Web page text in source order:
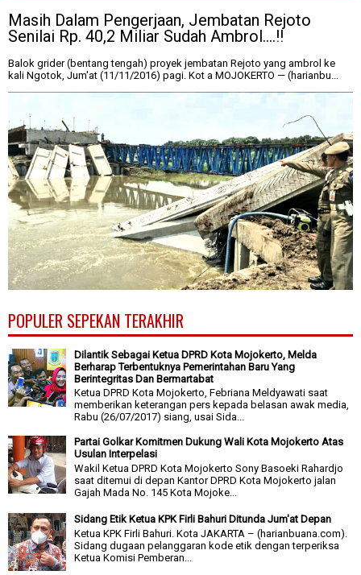
Masih Dalam Pengerjaan, Jembatan Rejoto
Senilai Rp. 40,2 Miliar Sudah Ambrol....!!
Balok grider (bentang tengah) proyek jembatan Rejoto yang ambrol ke
kali Ngotok, Jum'at (11/11/2016) pagi. Kot a MOJOKERTO — (harianbu...
POPULER SEPEKAN TERAKHIR
Dilantik Sebagai Ketua DPRD Kota Mojokerto, Melda
Berharap Terbentuknya Pemerintahan Baru Yang
Berintegritas Dan Bermartabat
Ketua DPRD Kota Mojokerto, Febriana Meldyawati saat
memberikan keterangan pers kepada belasan awak media,
Rabu (26/07/2017) siang, usai Sida...
Partai Golkar Komitmen Dukung Wali Kota Mojokerto Atas
Usulan Interpelasi
Wakil Ketua DPRD Kota Mojokerto Sony Basoeki Rahardjo
saat ditemui di depan Kantor DPRD Kota Mojokerto jalan
Gajah Mada No. 145 Kota Mojoke...
Sidang Etik Ketua KPK Firli Bahuri Ditunda Jum'at Depan
Ketua KPK Firli Bahuri. Kota JAKARTA – (harianbuana.com).
Sidang dugaan pelanggaran kode etik dengan terperiksa
Ketua Komisi Pemberan...